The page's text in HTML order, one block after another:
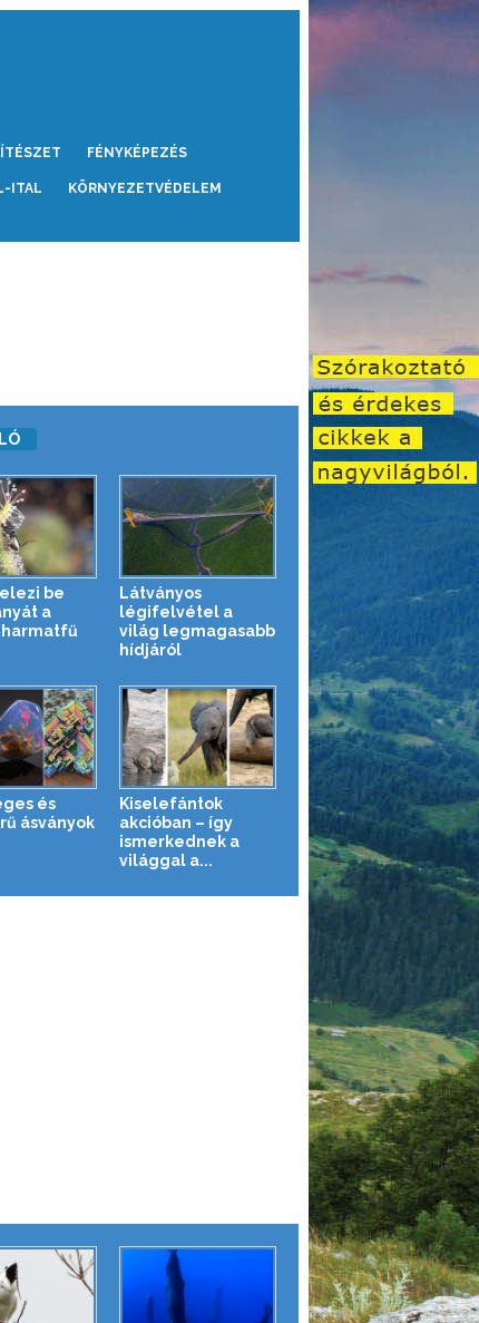
FÉNYKÉPEZÉS
ITAL KÖRNYEZETVÉDELEM
be
a
harmatfű
Látványos
légifelvétel a
világ legmagasabb
hídjáról
és
ásványok
Kiselefántok
akcióban – így
ismerkednek a
világgal a...